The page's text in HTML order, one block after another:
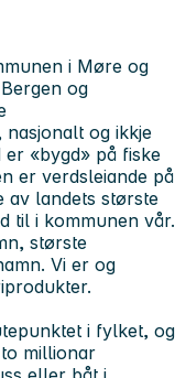
i Møre og
og
og ikkje
«bygd» på fiske
er verdsleiande på
av landets største
til i kommunen vår.
største
Vi er og
i fylket, og
millionar